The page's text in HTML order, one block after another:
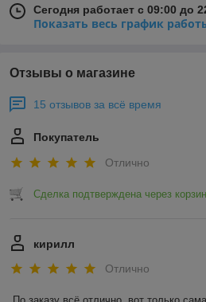
Сегодня работает с 09:00 до
Показать весь график
Отзывы о магазине
15 отзывов за всё время
Покупатель
Отлично
Сделка подтверждена через
кирилл
Отлично